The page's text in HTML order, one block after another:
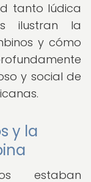
tanto lúdica
ilustran la
y cómo
y social de
y la
estaban